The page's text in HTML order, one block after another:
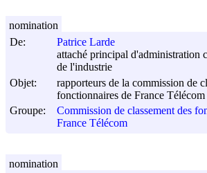
De:
Patrice Larde
attaché principal d'administration
de l'industrie
Objet:
rapporteurs de la commission de
fonctionnaires de France Télécom
Groupe:
Commission de classement des
France Télécom
nomination
nomination